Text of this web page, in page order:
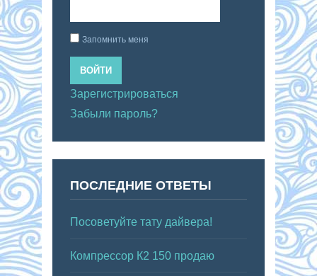
Запомнить меня
ВОЙТИ
Зарегистрироваться
Забыли пароль?
ПОСЛЕДНИЕ ОТВЕТЫ
Посоветуйте тату дайвера!
Компрессор К2 150 продаю